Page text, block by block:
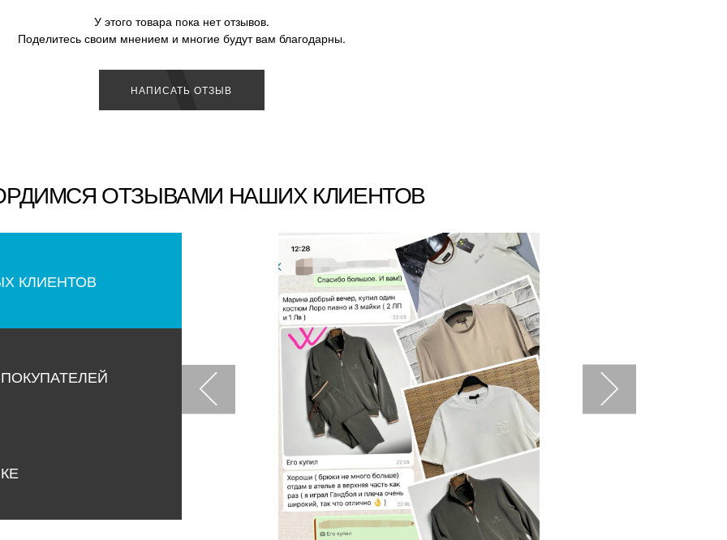
У этого товара пока нет отзывов.
Поделитесь своим мнением и многие будут вам благодарны.
НАПИСАТЬ ОТЗЫВ
ОТЗЫВАМИ НАШИХ КЛИЕНТОВ
КЛИЕНТОВ